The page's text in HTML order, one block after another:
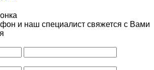
и наш специалист свяжется с Вами